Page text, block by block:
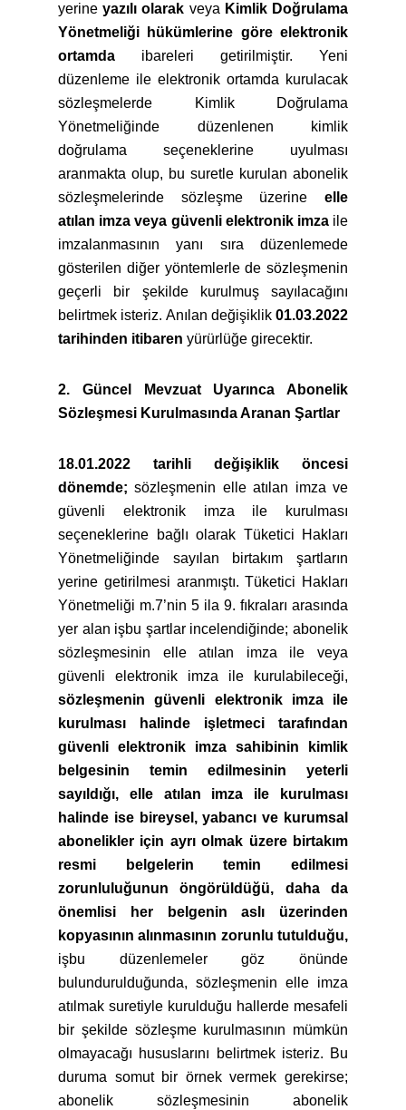
yerineyazılı olarak veyaKimlik Doğrulama
Yönetmeliği hükümlerine göre elektronik
ortamda ibareleri getirilmiştir. Yeni
düzenleme ile elektronik ortamda kurulacak
sözleşmelerde Kimlik Doğrulama
Yönetmeliğinde düzenlenen kimlik
doğrulama seçeneklerine uyulması
aranmakta olup, bu suretle kurulan abonelik
sözleşmelerinde sözleşme üzerine elle
atılan imza veya güvenli elektronik imzaile
imzalanmasının yanı sıra düzenlemede
gösterilen diğer yöntemlerle de sözleşmenin
geçerli bir şekilde kurulmuş sayılacağını
belirtmek isteriz. Anılan değişiklik 01.03.2022
tarihinden itibaren yürürlüğe girecektir.
2. Güncel Mevzuat Uyarınca Abonelik
Sözleşmesi Kurulmasında Aranan Şartlar
18.01.2022 tarihli değişiklik öncesi
dönemde; sözleşmenin elle atılan imza ve
güvenli elektronik imza ile kurulması
seçeneklerine bağlı olarak Tüketici Hakları
Yönetmeliğinde sayılan birtakım şartların
yerine getirilmesi aranmıştı. Tüketici Hakları
Yönetmeliği m.7’nin 5 ila 9. fıkraları arasında
yer alan işbu şartlar incelendiğinde; abonelik
sözleşmesinin elle atılan imza ile veya
güvenli elektronik imza ile kurulabileceği,
sözleşmenin güvenli elektronik imza ile
kurulması halinde işletmeci tarafından
güvenli elektronik imza sahibinin kimlik
belgesinin temin edilmesinin yeterli
sayıldığı,
elle atılan imza ile kurulması
halinde ise bireysel, yabancı ve kurumsal
abonelikler için ayrı olmak üzere birtakım
resmi belgelerin temin edilmesi
zorunluluğunun öngörüldüğü, daha da
önemlisi her belgenin aslı üzerinden
kopyasının alınmasının zorunlu tutulduğu,
işbu düzenlemeler göz önünde
bulundurulduğunda, sözleşmenin elle imza
atılmak suretiyle kurulduğu hallerde mesafeli
bir şekilde sözleşme kurulmasının mümkün
olmayacağı hususlarını belirtmek isteriz. Bu
duruma somut bir örnek vermek gerekirse;
abonelik sözleşmesinin abonelik